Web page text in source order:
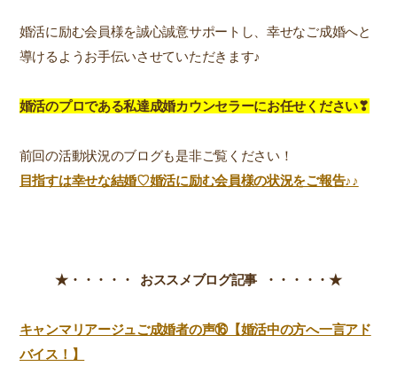
婚活に励む会員様を誠心誠意サポートし、幸せなご成婚へと
導けるようお手伝いさせていただきます♪
婚活のプロである私達成婚カウンセラーにお任せください❣
前回の活動状況のブログも是非ご覧ください！
目指すは幸せな結婚♡婚活に励む会員様の状況をご報告♪♪
★・・・・・ おススメブログ記事 ・・・・・★
キャンマリアージュご成婚者の声⑯【婚活中の方へ一言アド
バイス！】